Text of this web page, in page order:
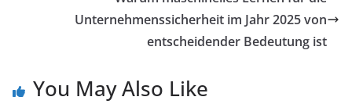
Unternehmenssicherheit im Jahr 2025 von
entscheidender Bedeutung ist
You May Also Like